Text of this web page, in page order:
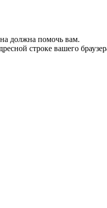
должна помочь вам.
строке вашего